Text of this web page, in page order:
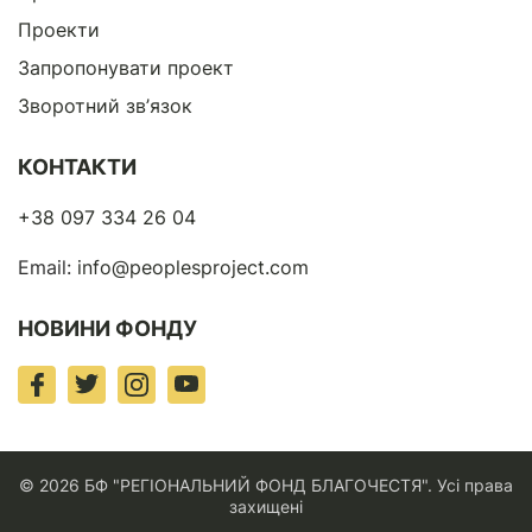
Проекти
Запропонувати проект
Зворотний зв’язок
КОНТАКТИ
+38 097 334 26 04
Email: info@peoplesproject.com
НОВИНИ ФОНДУ
© 2026 БФ "РЕГІОНАЛЬНИЙ ФОНД БЛАГОЧЕСТЯ". Усі права
захищені